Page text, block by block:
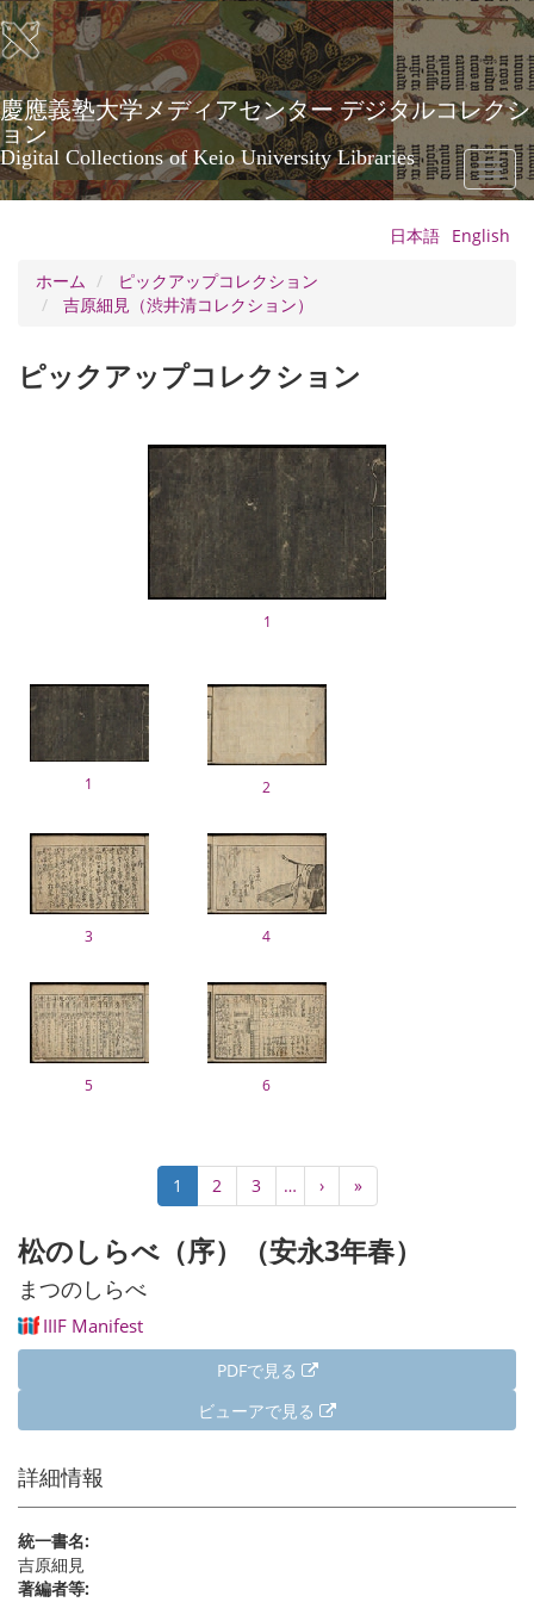
メ
イ
ン
コ
ン
テ
ン
ツ
に
慶應義塾大学メディアセンター デジタルコレクシ
ョン
Digital Collections of Keio University Libraries
Toggle
日本語 English
ホーム
ピックアップコレクション
吉原細見（渋井清コレクション）
ピックアップコレクション
1
1 2
3 4
5 6
送
カ
レ
ト
1 Page
2 Page
3 …
次
ペ
ジ
›
最
終
ー
»
松のしらべ（序）（安永3年春）
まつのしらべ
IIIF Manifest
PDFで見る
ビューアで見る
詳細情報
統一書名:
吉原細見
著編者等: